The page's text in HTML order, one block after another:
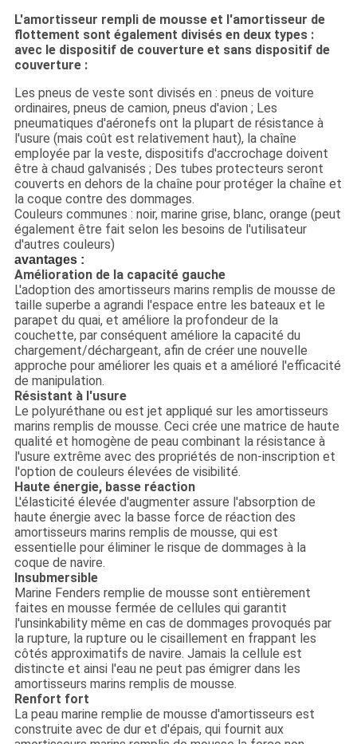
L'amortisseur rempli de mousse et l'amortisseur de
flottement sont également divisés en deux types :
avec le dispositif de couverture et sans dispositif de
couverture :
Les pneus de veste sont divisés en : pneus de voiture
ordinaires, pneus de camion, pneus d'avion ; Les
pneumatiques d'aéronefs ont la plupart de résistance à
l'usure (mais coût est relativement haut), la chaîne
employée par la veste, dispositifs d'accrochage doivent
être à chaud galvanisés ; Des tubes protecteurs seront
couverts en dehors de la chaîne pour protéger la chaîne et
la coque contre des dommages.
Couleurs communes : noir, marine grise, blanc, orange (peut
également être fait selon les besoins de l'utilisateur
d'autres couleurs)
avantages :
Amélioration de la capacité gauche
L'adoption des amortisseurs marins remplis de mousse de
taille superbe a agrandi l'espace entre les bateaux et le
parapet du quai, et améliore la profondeur de la
couchette, par conséquent améliore la capacité du
chargement/déchargeant, afin de créer une nouvelle
approche pour améliorer les quais et a amélioré l'efficacité
de manipulation.
Résistant à l'usure
Le polyuréthane ou est jet appliqué sur les amortisseurs
marins remplis de mousse. Ceci crée une matrice de haute
qualité et homogène de peau combinant la résistance à
l'usure extrême avec des propriétés de non-inscription et
l'option de couleurs élevées de visibilité.
Haute énergie, basse réaction
L'élasticité élevée d'augmenter assure l'absorption de
haute énergie avec la basse force de réaction des
amortisseurs marins remplis de mousse, qui est
essentielle pour éliminer le risque de dommages à la
coque de navire.
Insubmersible
Marine Fenders remplie de mousse sont entièrement
faites en mousse fermée de cellules qui garantit
l'unsinkability même en cas de dommages provoqués par
la rupture, la rupture ou le cisaillement en frappant les
côtés approximatifs de navire. Jamais la cellule est
distincte et ainsi l'eau ne peut pas émigrer dans les
amortisseurs marins remplis de mousse.
Renfort fort
La peau marine remplie de mousse d'amortisseurs est
construite avec de dur et d'épais, qui fournit aux